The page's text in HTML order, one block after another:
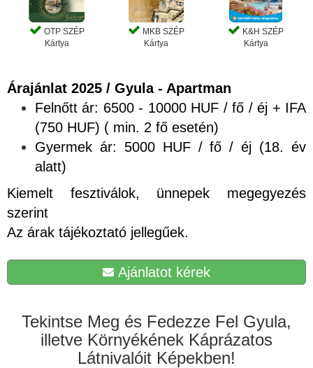
OTP SZÉP
Kártya
MKB SZÉP
Kártya
K&H SZÉP
Kártya
Árajánlat 2025 / Gyula - Apartman
Felnőtt ár: 6500 - 10000 HUF / fő / éj + IFA
(750 HUF) ( min. 2 fő esetén)
Gyermek ár: 5000 HUF / fő / éj (18. év
alatt)
Kiemelt fesztiválok, ünnepek megegyezés
szerint
Az árak tájékoztató jellegűek.
Ajánlatot kérek
Tekintse Meg és Fedezze Fel Gyula,
illetve Környékének Káprázatos
Látnivalóit Képekben!